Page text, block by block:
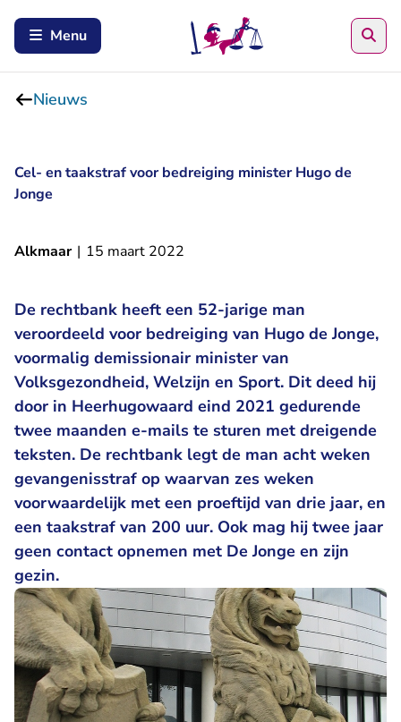
Menu
Nieuws
Cel- en taakstraf voor bedreiging minister Hugo de
Jonge
Alkmaar | 15 maart 2022
De rechtbank heeft een 52-jarige man
veroordeeld voor bedreiging van Hugo de Jonge,
voormalig demissionair minister van
Volksgezondheid, Welzijn en Sport. Dit deed hij
door in Heerhugowaard eind 2021 gedurende
twee maanden e-mails te sturen met dreigende
teksten. De rechtbank legt de man acht weken
gevangenisstraf op waarvan zes weken
voorwaardelijk met een proeftijd van drie jaar, en
een taakstraf van 200 uur. Ook mag hij twee jaar
geen contact opnemen met De Jonge en zijn
gezin.